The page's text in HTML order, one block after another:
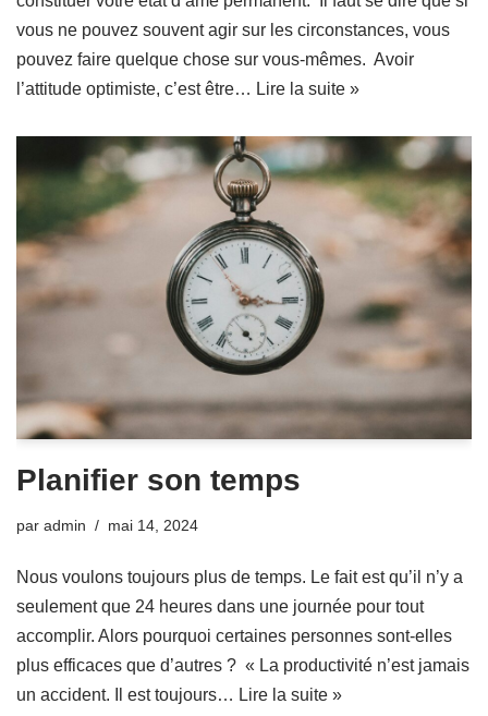
vous ne pouvez souvent agir sur les circonstances, vous
pouvez faire quelque chose sur vous-mêmes. Avoir
l’attitude optimiste, c’est être… Lire la suite »
Planifier son temps
par admin mai 14, 2024
Nous voulons toujours plus de temps. Le fait est qu’il n’y a
seulement que 24 heures dans une journée pour tout
accomplir. Alors pourquoi certaines personnes sont-elles
plus efficaces que d’autres ? « La productivité n’est jamais
un accident. Il est toujours… Lire la suite »